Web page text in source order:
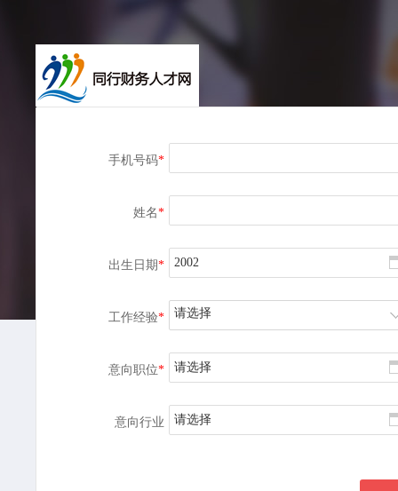
手机号码*
姓名*
出生日期*
工作经验* 请选择
意向职位* 请选择
意向行业 请选择